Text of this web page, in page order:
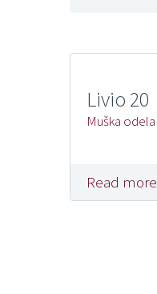
Livio 20
Muška odela
Read more